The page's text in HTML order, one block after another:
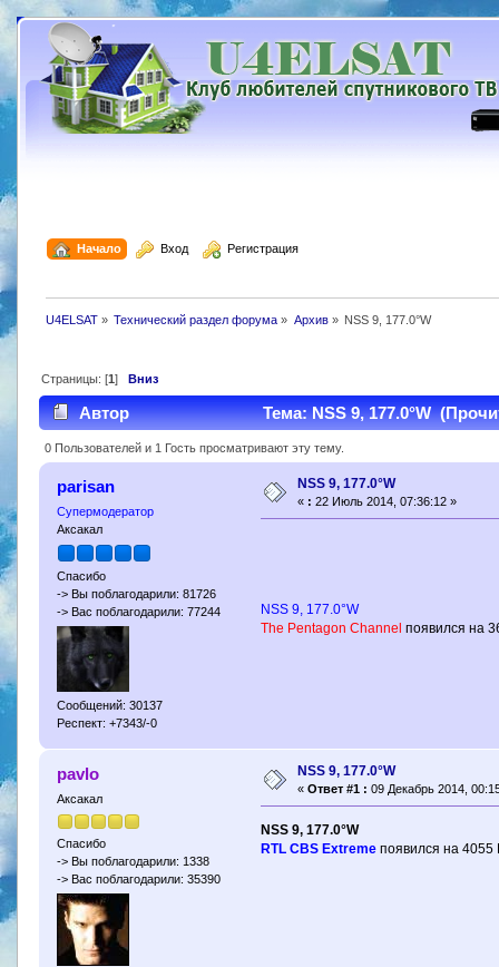
Начало Вход Регистрация
U4ELSAT» Технический раздел форума » Архив» NSS 9, 177.0°W
Страницы: [1] Вниз
Автор Тема: NSS 9, 177.0°W
0 Пользователей и 1 Гость просматривают эту тему.
parisan
Супермодератор
Аксакал
Спасибо
-> Вы поблагодарили: 81726
-> Вас поблагодарили: 77244
Сообщений: 30137
Респект: +7343/-0
NSS 9, 177.0°W
« : 22 Июль 2014, 07:36:12 »
NSS 9, 177.0°W
The Pentagon Channelпоявился на
pavlo
Аксакал
Спасибо
-> Вы поблагодарили: 1338
-> Вас поблагодарили: 35390
NSS 9, 177.0°W
« Ответ #1 : 09 Декабрь 2014,
NSS 9, 177.0°W
RTL CBS Extreme появился на 4055